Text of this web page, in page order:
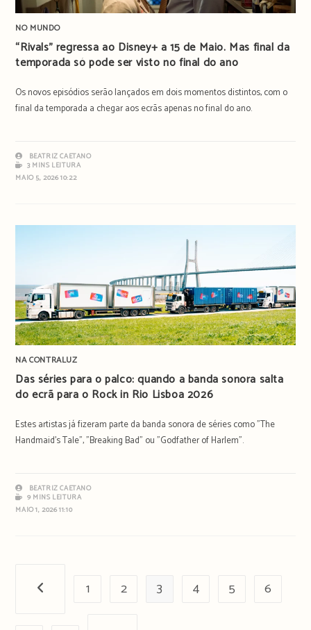
NO MUNDO
“Rivals” regressa ao Disney+ a 15 de Maio. Mas final da
temporada só pode ser visto no final do ano
Os novos episódios serão lançados em dois momentos distintos, com o
final da temporada a chegar aos ecrãs apenas no final do ano.
BEATRIZ CAETANO
3 MINS LEITURA
MAIO 5, 2026 10:22
NA CONTRALUZ
Das séries para o palco: quando a banda sonora salta
do ecrã para o Rock in Rio Lisboa 2026
Estes artistas já fizeram parte da banda sonora de séries como "The
Handmaid's Tale", "Breaking Bad" ou "Godfather of Harlem".
BEATRIZ CAETANO
9 MINS LEITURA
MAIO 1, 2026 11:10
Página anterior
1 2 3 4 5 6